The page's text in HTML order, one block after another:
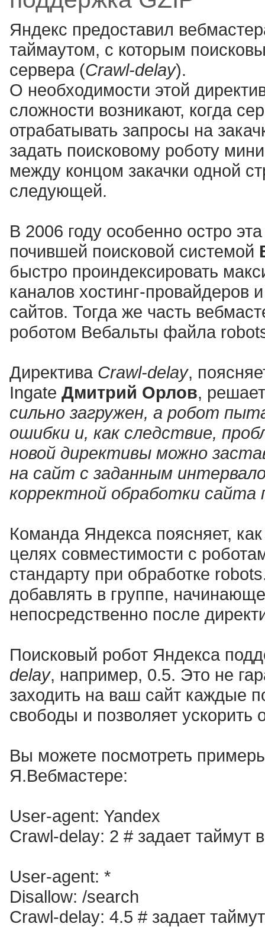
Яндекс предоставил
таймаутом, с которым
сервера (Crawl-delay).
О необходимости этой
сложности возникают, когда
отрабатывать запросы на
задать поисковому роботу
между концом закачки одной
следующей.
В 2006 году особенно остро
почившей поисковой системой
быстро проиндексировать
каналов хостинг-провайдеров
сайтов. Тогда же часть
роботом Вебальты файла
Директива Crawl-delay,
Ingate Дмитрий Орлов,
сильно загружен, а робот
ошибки и, как следствие,
новой директивы можно
на сайт с заданным
корректной обработки
Команда Яндекса поясняет,
целях совместимости с
стандарту при обработке
добавлять в группе,
непосредственно после
Поисковый робот Яндекса
delay, например, 0.5. Это не
заходить на ваш сайт каждые
свободы и позволяет ускорить
Вы можете посмотреть
Я.Вебмастере:
User-agent: Yandex
Crawl-delay: 2 # задает таймут
User-agent: *
Disallow: /search
Crawl-delay: 4.5 # задает